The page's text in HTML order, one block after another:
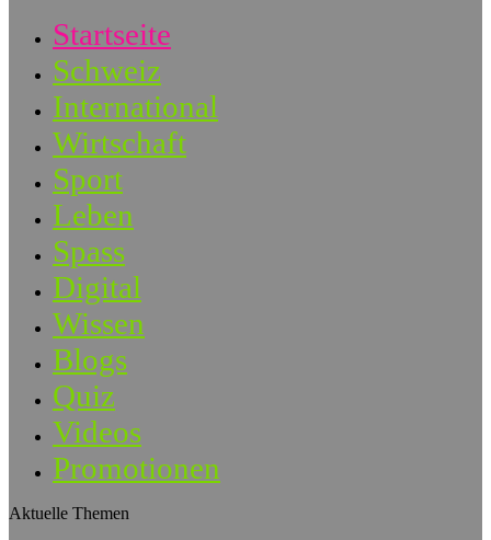
Startseite
Schweiz
International
Wirtschaft
Sport
Leben
Spass
Digital
Wissen
Blogs
Quiz
Videos
Promotionen
Aktuelle Themen